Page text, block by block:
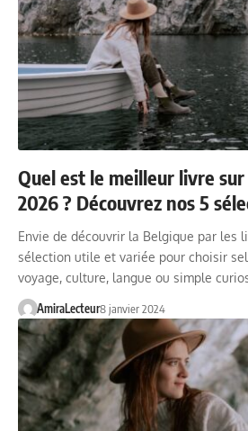
Quel est le meilleur livre
2026 ? Découvrez nos 5
Envie de découvrir la Belgique par les
sélection utile et variée pour choisir
voyage, culture, langue ou simple
AmiraLecteur8 janvier 2024